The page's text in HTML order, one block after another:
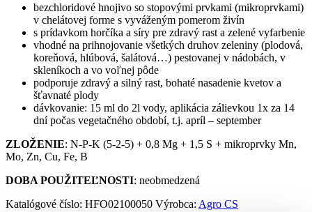
bezchloridové hnojivo so stopovými prvkami (mikroprvkami)
v chelátovej forme s vyváženým pomerom živín
s prídavkom horčíka a síry pre zdravý rast a zelené vyfarbenie
vhodné na prihnojovanie všetkých druhov zeleniny (plodová,
koreňová, hlúbová, šalátová…) pestovanej v nádobách, v
skleníkoch a vo voľnej pôde
podporuje zdravý a silný rast, bohaté nasadenie kvetov a
šťavnaté plody
dávkovanie: 15 ml do 2l vody, aplikácia zálievkou 1x za 14
dní počas vegetačného období, t.j. apríl – september
ZLOŽENIE: N-P-K (5-2-5) + 0,8 Mg + 1,5 S + mikroprvky Mn,
Mo, Zn, Cu, Fe, B
DOBA POUŽITEĽNOSTI: neobmedzená
Katalógové číslo: HFO02100050 Výrobca: Agro CS